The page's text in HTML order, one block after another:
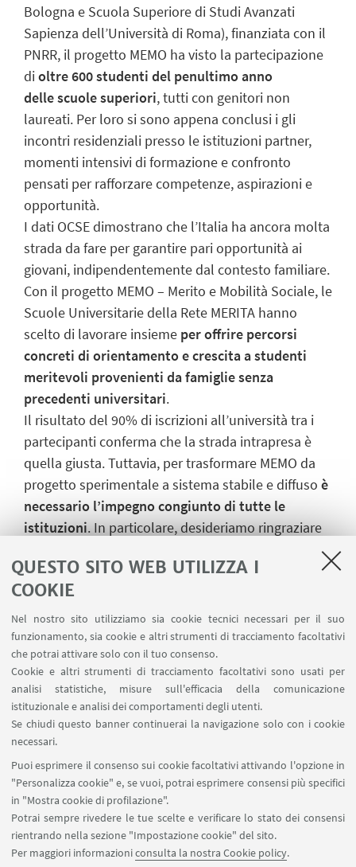
QUESTO SITO WEB UTILIZZA I
COOKIE
Nel nostro sito utilizziamo sia cookie tecnici necessari per il suo
funzionamento, sia cookie e altri strumenti di tracciamento facoltativi
che potrai attivare solo con il tuo consenso.
Cookie e altri strumenti di tracciamento facoltativi sono usati per
analisi statistiche, misure sull'efficacia della comunicazione
istituzionale e analisi dei comportamenti degli utenti.
Se chiudi questo banner continuerai la navigazione solo con i cookie
necessari.
Puoi esprimere il consenso sui cookie facoltativi attivando l'opzione in
"Personalizza cookie" e, se vuoi, potrai esprimere consensi più specifici
in "Mostra cookie di profilazione".
Potrai sempre rivedere le tue scelte e verificare lo stato dei consensi
rientrando nella sezione "Impostazione cookie" del sito.
Per maggiori informazioniconsulta la nostra Cookie policy.
Bologna e Scuola Superiore di Studi Avanzati
Sapienza dell’Università di Roma), finanziata con il
PNRR, il progetto MEMO ha visto la partecipazione
dioltre 600 studenti del penultimo anno
delle scuole superiori, tutti con genitori non
laureati. Per loro si sono appena conclusi i gli
incontri residenziali presso le istituzioni partner,
momenti intensivi di formazione e confronto
pensati per rafforzare competenze, aspirazioni e
opportunità.
I dati OCSE dimostrano che l’Italia ha ancora molta
strada da fare per garantire pari opportunità ai
giovani, indipendentemente dal contesto familiare.
Con il progetto MEMO – Merito e Mobilità Sociale, le
Scuole Universitarie della Rete MERITA hanno
scelto di lavorare insieme per offrire percorsi
concreti di orientamento e crescita a studenti
meritevoli provenienti da famiglie senza
precedenti universitari.
Il risultato del 90% di iscrizioni all’università tra i
partecipanti conferma che la strada intrapresa è
quella giusta. Tuttavia, per trasformare MEMO da
progetto sperimentale a sistema stabile e diffuso è
necessario l’impegno congiunto di tutte le
istituzioni. In particolare, desideriamo ringraziare
attivo un protocollo di intesa, e il Ministero
dell’Università e della Ricerca, che ha messo a
disposizione le risorse PNRR per finanziare la Rete
MERITA. Il loro sostegno è stato decisivo in questa
fase di avvio ed espansione.
È ora fondamentale continuare a lavorare insieme
affinché la mobilità sociale diventi una priorità
permanente per il Paese.